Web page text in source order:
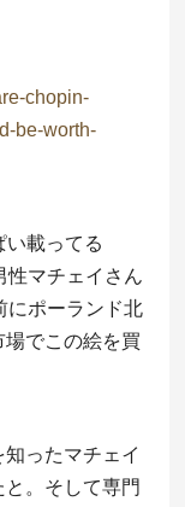
chopin-
be-worth-
い載ってる
性マチェイさん
にポーランド北
でこの絵を買
ったマチェイ
。そして専門